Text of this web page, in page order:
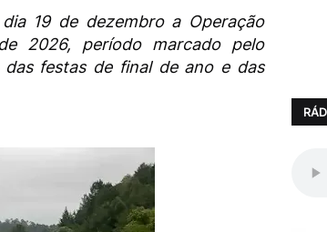
19 de dezembro a Operação
2026, período marcado pelo
festas de final de ano e das